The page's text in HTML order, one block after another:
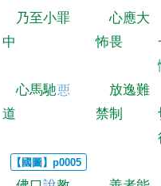
乃至小罪
中
心應大
怖畏
心馬馳𢙣
道
放逸難
禁制